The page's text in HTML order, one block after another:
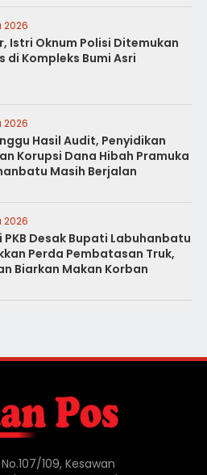
2026
Istri Oknum Polisi Ditemukan
di Kompleks Bumi Asri
2026
Hasil Audit, Penyidikan
Korupsi Dana Hibah Pramuka
Masih Berjalan
2026
PKB Desak Bupati Labuhanbatu
Perda Pembatasan Truk,
Biarkan Makan Korban
109, Kesawan